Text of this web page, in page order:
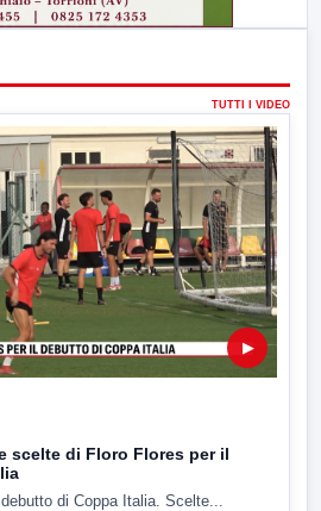
TUTTI I VIDEO
▶
scelte di Floro Flores per il
di Coppa Italia. Scelte...